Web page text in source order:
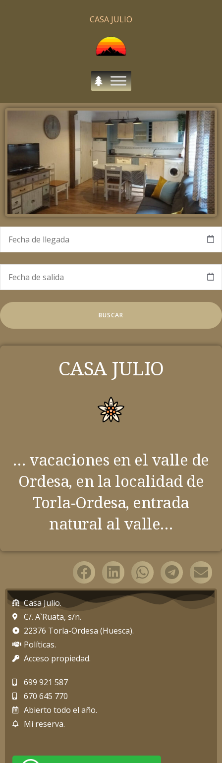
CASA JULIO
CASA JULIO
… vacaciones en el valle de
Ordesa, en la localidad de
Torla-Ordesa, entrada
natural al valle…
Casa Julio.
C/. A`Ruata, s/n.
22376 Torla-Ordesa (Huesca).
Políticas.
Acceso propiedad.
699 921 587
670 645 770
Abierto todo el año.
Mi reserva.